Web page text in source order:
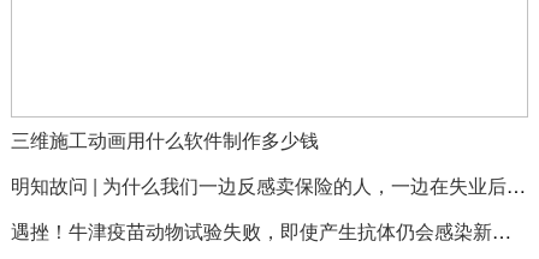
三维施工动画用什么软件制作多少钱
明知故问 | 为什么我们一边反感卖保险的人，一边在失业后又选择卖保险？
遇挫！牛津疫苗动物试验失败，即使产生抗体仍会感染新冠病毒